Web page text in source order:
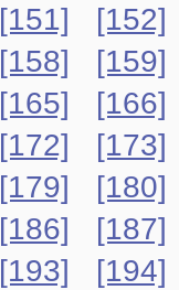
[151]
[152]
[158]
[159]
[165]
[166]
[172]
[173]
[179]
[180]
[186]
[187]
[193]
[194]